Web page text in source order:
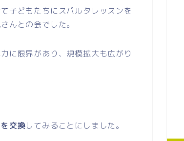
子どもたちにスパルタレッスンを
んとの会でした。
に限界があり、規模拡大も広がり
交換してみることにしました。